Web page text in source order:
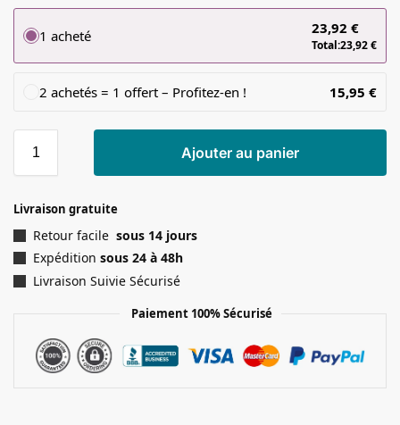
1 acheté 23,92 €
Total:23,92€
2 achetés = 1 offert – Profitez-en ! 15,95 €
Ajouter au panier
Livraison gratuite
Retour facile sous 14 jours
Expédition sous 24 à 48h
Livraison Suivie Sécurisé
Paiement 100% Sécurisé